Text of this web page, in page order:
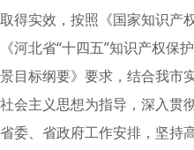
得实效，按照《国家知识
河北省“十四五”知识产权保
目标纲要》要求，结合我
会主义思想为指导，深入
委、省政府工作安排，坚